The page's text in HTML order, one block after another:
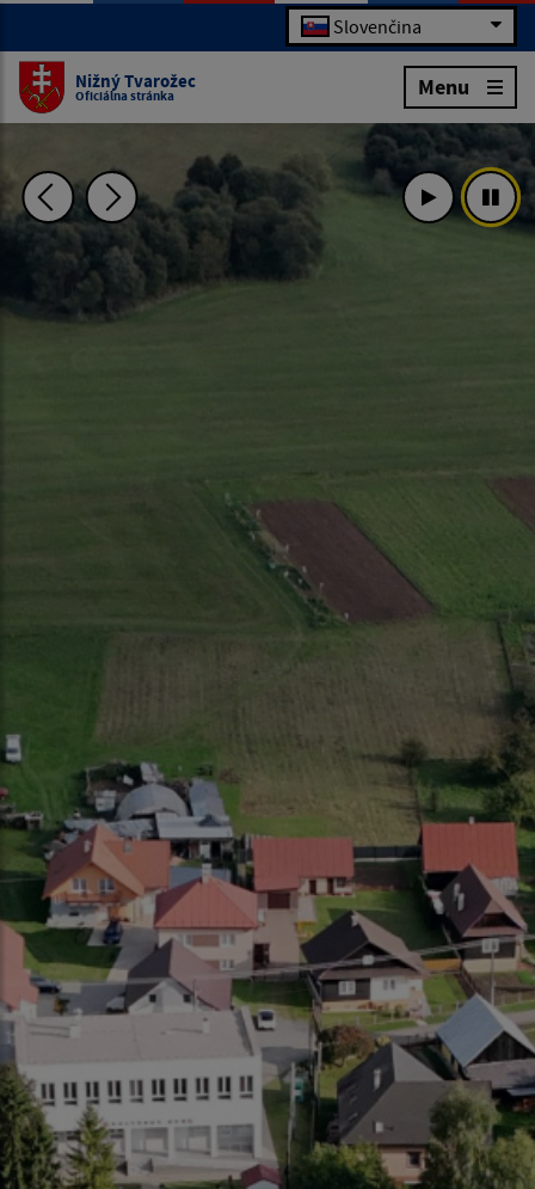
Slovenčina
Nižný Tvarožec
Oficiálna stránka Menu